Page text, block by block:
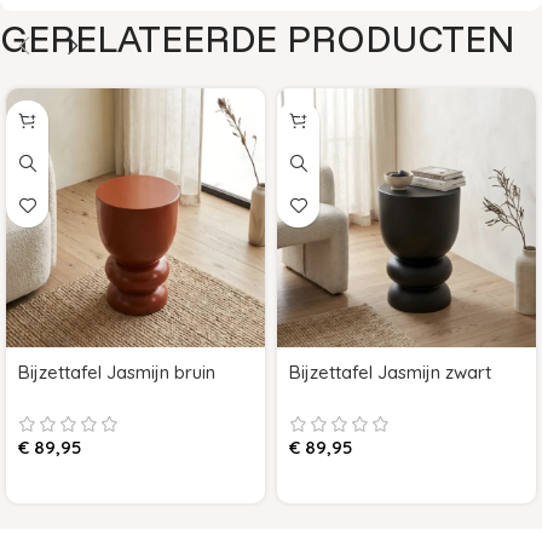
GERELATEERDE PRODUCTEN
Bijzettafel Jasmijn bruin
€ 89,95
Bijzettafel Jasmijn zwart
€ 89,95